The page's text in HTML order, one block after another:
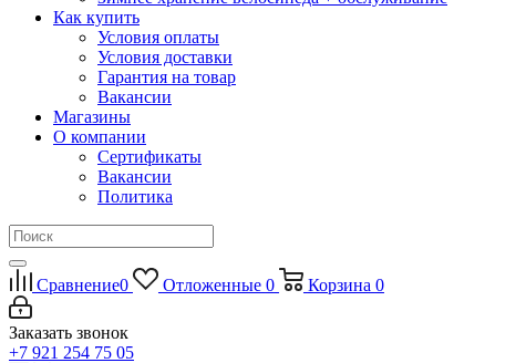
Как купить
Условия оплаты
Условия доставки
Гарантия на товар
Вакансии
Магазины
О компании
Сертификаты
Вакансии
Политика
Сравнение0 Отложенные 0 Корзина 0
Заказать звонок
+7 921 254 75 05